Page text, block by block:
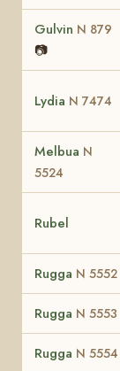
Gulvin N 879
📷
Lydia N 7474
Melbua N
5524
Rubel
Rugga N 5552
Rugga N 5553
Rugga N 5554